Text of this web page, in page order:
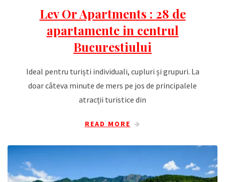
Lev Or Apartments : 28 de
apartamente in centrul
Bucurestiului
Ideal pentru turiști individuali, cupluri și grupuri. La
doar câteva minute de mers pe jos de principalele
atracții turistice din
READ MORE